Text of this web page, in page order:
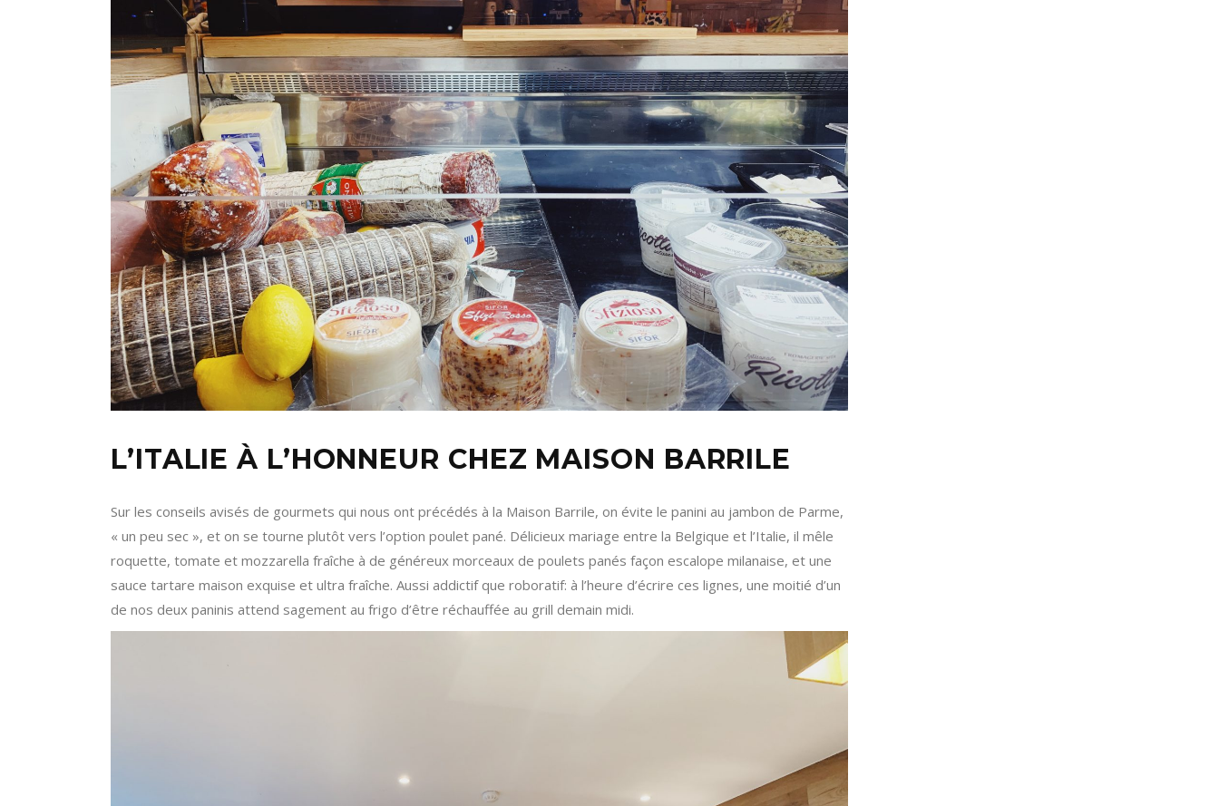
L’ITALIE À L’HONNEUR CHEZ MAISON BARRILE
Sur les conseils avisés de gourmets qui nous ont précédés à la Maison Barrile, on évite le panini au jambon de Parme,
« un peu sec », et on se tourne plutôt vers l’option poulet pané. Délicieux mariage entre la Belgique et l’Italie, il mêle
roquette, tomate et mozzarella fraîche à de généreux morceaux de poulets panés façon escalope milanaise, et une
sauce tartare maison exquise et ultra fraîche. Aussi addictif que roboratif: à l’heure d’écrire ces lignes, une moitié d’un
de nos deux paninis attend sagement au frigo d’être réchauffée au grill demain midi.